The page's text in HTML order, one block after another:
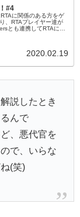
#4
に関係のある方をゲ
、RTAプレイヤー達が
とも連携してRTAに関
2020.02.19
説したとき
んで
、悪代官を
で、いらな
(笑)